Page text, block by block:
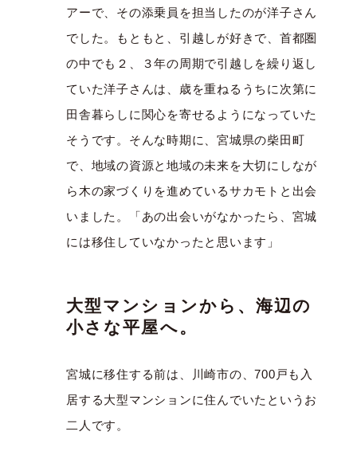
アーで、その添乗員を担当したのが洋子さん
でした。もともと、引越しが好きで、首都圏
の中でも２、３年の周期で引越しを繰り返し
ていた洋子さんは、歳を重ねるうちに次第に
田舎暮らしに関心を寄せるようになっていた
そうです。そんな時期に、宮城県の柴田町
で、地域の資源と地域の未来を大切にしなが
ら木の家づくりを進めているサカモトと出会
いました。「あの出会いがなかったら、宮城
には移住していなかったと思います」
大型マンションから、海辺の
小さな平屋へ。
宮城に移住する前は、川崎市の、700戸も入
居する大型マンションに住んでいたというお
二人です。